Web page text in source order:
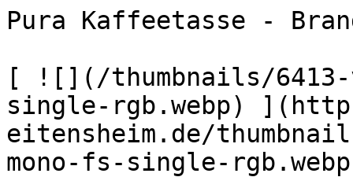
Pura Kaffeetasse -
[ ![](/thumbnails/6413-
single-rgb.webp)
eitensheim.de/
mono-fs-single-